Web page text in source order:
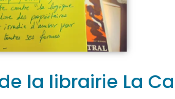
la librairie La